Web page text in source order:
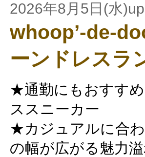
2026年8月5日(水)up
whoop’-de-
ーンドレスラ
★通勤にもおすす
ススニーカー
★カジュアルに合
の幅が広がる魅力